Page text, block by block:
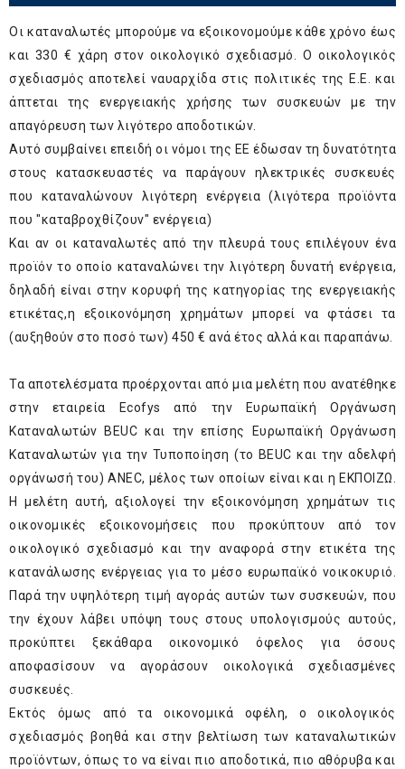
Οι καταναλωτές μπορούμε να εξοικονομούμε κάθε χρόνο έως
και 330 € χάρη στον οικολογικό σχεδιασμό. Ο οικολογικός
σχεδιασμός αποτελεί ναυαρχίδα στις πολιτικές της Ε.Ε. και
άπτεται της ενεργειακής χρήσης των συσκευών με την
απαγόρευση των λιγότερο αποδοτικών.
Αυτό συμβαίνει επειδή οι νόμοι της ΕΕ έδωσαν τη δυνατότητα
στους κατασκευαστές να παράγουν ηλεκτρικές συσκευές
που καταναλώνουν λιγότερη ενέργεια (λιγότερα προϊόντα
που "καταβροχθίζουν" ενέργεια)
Και αν οι καταναλωτές από την πλευρά τους επιλέγουν ένα
προϊόν το οποίο καταναλώνει την λιγότερη δυνατή ενέργεια,
δηλαδή είναι στην κορυφή της κατηγορίας της ενεργειακής
ετικέτας,η εξοικονόμηση χρημάτων μπορεί να φτάσει τα
(αυξηθούν στο ποσό των) 450 € ανά έτος αλλά και παραπάνω.
Τα αποτελέσματα προέρχονται από μια μελέτη που ανατέθηκε
στην εταιρεία
Ecofys από την Ευρωπαϊκή Οργάνωση
Καταναλωτών
BEUC και την επίσης Ευρωπαϊκή Οργάνωση
Καταναλωτών για την Τυποποίηση (το BEUC και την αδελφή
οργάνωσή του) ANEC, μέλος των οποίων είναι και η ΕΚΠΟΙΖΩ.
Η μελέτη αυτή, αξιολογεί την εξοικονόμηση χρημάτων τις
οικονομικές εξοικονομήσεις που προκύπτουν από τον
οικολογικό σχεδιασμό και την αναφορά στην ετικέτα της
κατανάλωσης ενέργειας για το μέσο ευρωπαϊκό νοικοκυριό.
Παρά την υψηλότερη τιμή αγοράς αυτών των συσκευών, που
την έχουν λάβει υπόψη τους στους υπολογισμούς αυτούς,
προκύπτει ξεκάθαρα οικονομικό όφελος για όσους
αποφασίσουν να αγοράσουν οικολογικά σχεδιασμένες
συσκευές.
Εκτός όμως από τα οικονομικά οφέλη, ο οικολογικός
σχεδιασμός βοηθά και στην βελτίωση των καταναλωτικών
προϊόντων, όπως το να είναι πιο αποδοτικά, πιο αθόρυβα και